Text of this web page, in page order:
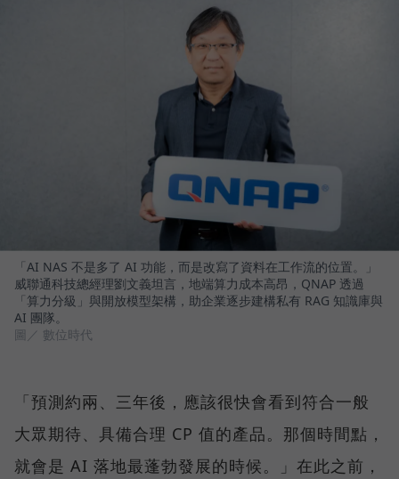
「AI NAS 不是多了 AI 功能，而是改寫了資料在工作流的位置。」
威聯通科技總經理劉文義坦言，地端算力成本高昂，QNAP 透過
「算力分級」與開放模型架構，助企業逐步建構私有 RAG 知識庫與
AI 團隊。
圖／ 數位時代
「預測約兩、三年後，應該很快會看到符合一般
大眾期待、具備合理 CP 值的產品。那個時間點，
就會是 AI 落地最蓬勃發展的時候。」在此之前，